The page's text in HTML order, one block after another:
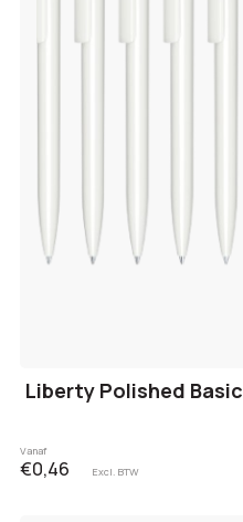
Liberty Polished Basic
Vanaf
€0,46 Excl. BTW